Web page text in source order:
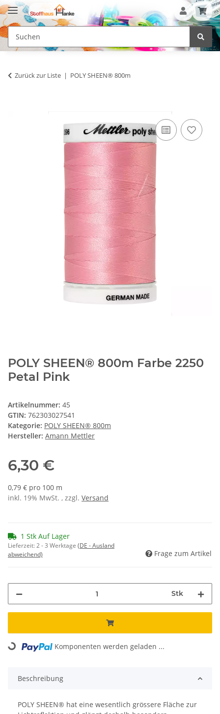
Zurück zur Liste POLY SHEEN® 800m
POLY SHEEN® 800m Farbe 2250
Petal Pink
Artikelnummer: 45
GTIN: 762303027541
Kategorie: POLY SHEEN® 800m
Hersteller: Amann Mettler
6,30 €
0,79 € pro 100 m
inkl. 19% MwSt. , zzgl. Versand
1 Stk Auf Lager
Lieferzeit:2 - 3 Werktage (DE - Ausland
abweichend)
Frage zum Artikel
Stk
Loading... Komponenten werden geladen ...
Beschreibung
POLY SHEEN® hat eine wesentlich grössere Fläche zur